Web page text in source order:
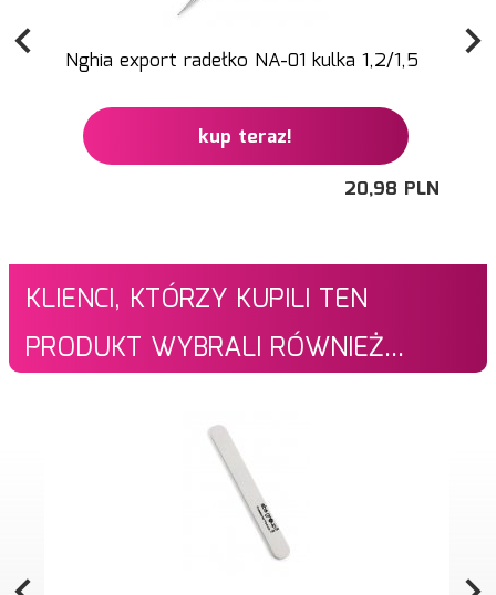
Nghia export radełko NA-01 kulka 1,2/1,5
kup teraz!
20,98 PLN
KLIENCI, KTÓRZY KUPILI TEN
PRODUKT WYBRALI RÓWNIEŻ...